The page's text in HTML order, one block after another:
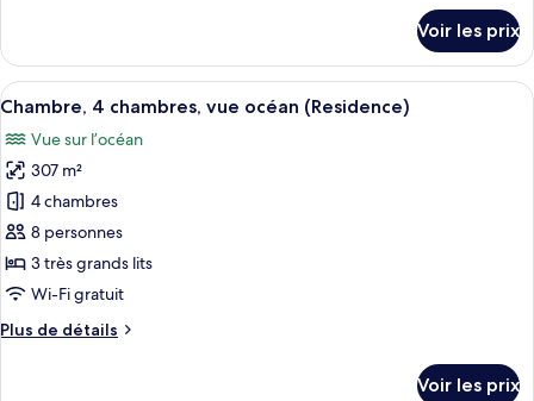
vue
océan
(Residence)
le
type
de
Chambre,
3
chambres,
vue
océan
(Residence)
Voir les prix
Afficher
toutes
les
photos
pour
ce
type
de
chambre :
Chambre,
Un complexe hôtelier doté d’une
13
Chambre, 4 chambres, vue océan (Residence)
Vue sur l’océan
307 m²
4 chambres
8 personnes
3 très grands lits
Wi-Fi gratuit
Plus de détails
Plus
Voir les prix